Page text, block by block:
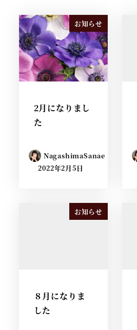
お知らせ
2月になりまし
た
NagashimaSanae
2022年2月5日
お知らせ
８月になりま
した